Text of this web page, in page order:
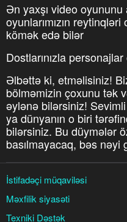
Ən yaxşı video oyununu
oyunlarımızın
kömək edə bilər
Dostlarınızla
Əlbəttə ki, etməlisiniz!
bölməmizin çoxunu tək
əylənə bilərsiniz! Sevimli
ya dünyanın o biri
bilərsiniz. Bu düymələr
basılmayacaq, bəs nəyi
İstifadəçi müqaviləsi
Məxfilik siyasəti
Texniki Dəstək